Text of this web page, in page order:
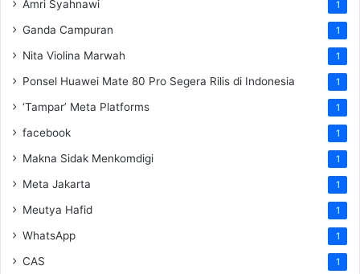
Amri Syahnawi 1
Ganda Campuran 1
Nita Violina Marwah 1
Ponsel Huawei Mate 80 Pro Segera Rilis di Indonesia 1
‘Tampar’ Meta Platforms 1
facebook 1
Makna Sidak Menkomdigi 1
Meta Jakarta 1
Meutya Hafid 1
WhatsApp 1
CAS 1